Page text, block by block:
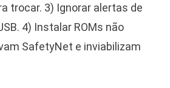
trocar. 3) Ignorar alertas de
4) Instalar ROMs não
SafetyNet e inviabilizam